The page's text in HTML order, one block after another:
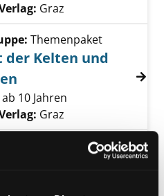
diesem Verfasser
Graz
von Die Welt der Kelten
Themenpaket
der Kelten und
10 Jahren
diesem Verfasser
Graz
Themenpaket